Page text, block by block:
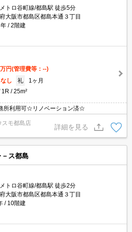
トロ谷町線/都島駅 徒歩5分
大阪市都島区都島本通３丁目
2階建
万円(管理費等：--)
なし 礼
1ヶ月
1R 25m²
所利用可☆リノベーション済☆
スモ都島店
詳細を見る
ス都島
トロ谷町線/都島駅 徒歩2分
大阪市都島区都島本通３丁目
10階建